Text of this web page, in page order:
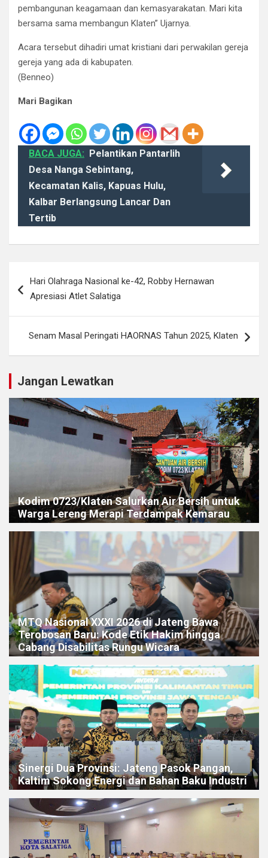
pembangunan keagamaan dan kemasyarakatan. Mari kita
bersama sama membangun Klaten” Ujarnya.
Acara tersebut dihadiri umat kristiani dari perwakilan gereja
gereja yang ada di kabupaten.
(Benneo)
Mari Bagikan
BACA JUGA:
Pelantikan Pantarlih
Desa Nanga Sebintang,
Kecamatan Kalis, Kapuas Hulu,
Kalbar Berlangsung Lancar Dan
Tertib
posHari Olahraga Nasional ke-42, Robby Hernawan
Apresiasi Atlet Salatiga
Senam Masal Peringati HAORNAS Tahun 2025, Klaten
Jangan Lewatkan
Kodim 0723/Klaten Salurkan Air Bersih untuk
Warga Lereng Merapi Terdampak Kemarau
MTQ Nasional XXXI 2026 di Jateng Bawa
Terobosan Baru: Kode Etik Hakim hingga
Cabang Disabilitas Rungu Wicara
Sinergi Dua Provinsi: Jateng Pasok Pangan,
Kaltim Sokong Energi dan Bahan Baku Industri